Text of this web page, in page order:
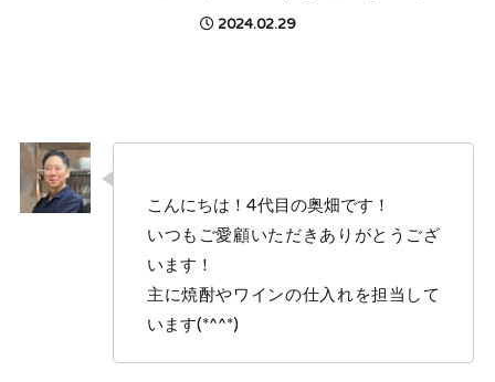
2024.02.29
こんにちは！4代目の奥畑です！
いつもご愛顧いただきありがとうござ
います！
主に焼酎やワインの仕入れを担当して
います(*^^*)